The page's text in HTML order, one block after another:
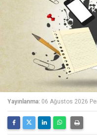
Yayınlanma: 06 Ağustos 2026